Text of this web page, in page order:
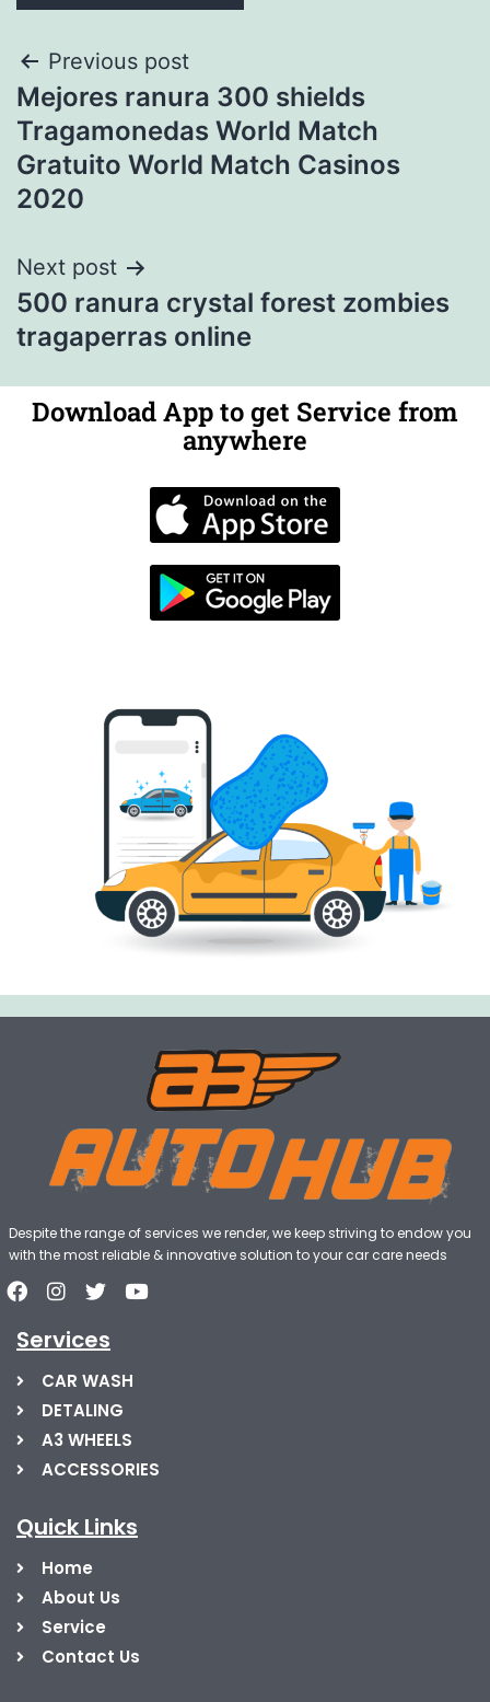
Previous post
Mejores ranura 300 shields
Tragamonedas World Match
Gratuito World Match Casinos
2020
Next post
500 ranura crystal forest zombies
tragaperras online
Download App to get Service from
anywhere
Despite the range of services we render, we keep striving to endow you
with the most reliable & innovative solution to your car care needs
Services
CAR WASH
DETALING
A3 WHEELS
ACCESSORIES
Quick Links
Home
About Us
Service
Contact Us